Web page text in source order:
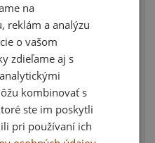
EPS 70 Neo - 60 mm
m3. balenie: 5 m2 = 0,3
€
na
reklám a analýzu
o vašom
zdieľame aj s
kombinovať s
ste im poskytli
pri používaní ich